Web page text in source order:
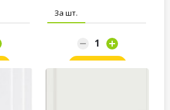
За шт.
Заказать